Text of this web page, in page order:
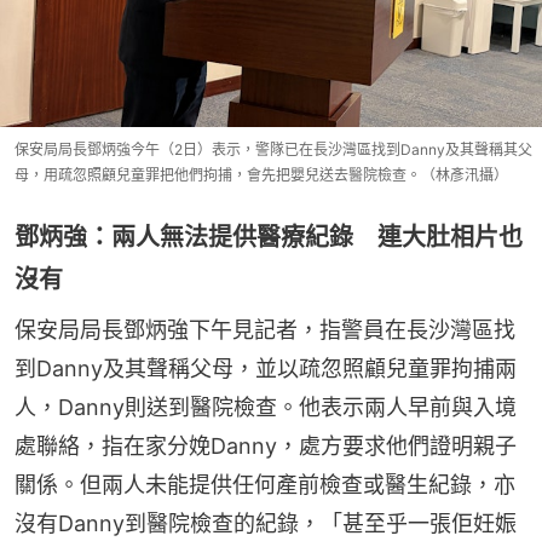
保安局局長鄧炳強今午（2日）表示，警隊已在長沙灣區找到Danny及其聲稱其父
母，用疏忽照顧兒童罪把他們拘捕，會先把嬰兒送去醫院檢查。（林彥汛攝）
鄧炳強：兩人無法提供醫療紀錄 連大肚相片也
沒有
保安局局長鄧炳強下午見記者，指警員在長沙灣區找
到Danny及其聲稱父母，並以疏忽照顧兒童罪拘捕兩
人，Danny則送到醫院檢查。他表示兩人早前與入境
處聯絡，指在家分娩Danny，處方要求他們證明親子
關係。但兩人未能提供任何產前檢查或醫生紀錄，亦
沒有Danny到醫院檢查的紀錄，「甚至乎一張佢妊娠